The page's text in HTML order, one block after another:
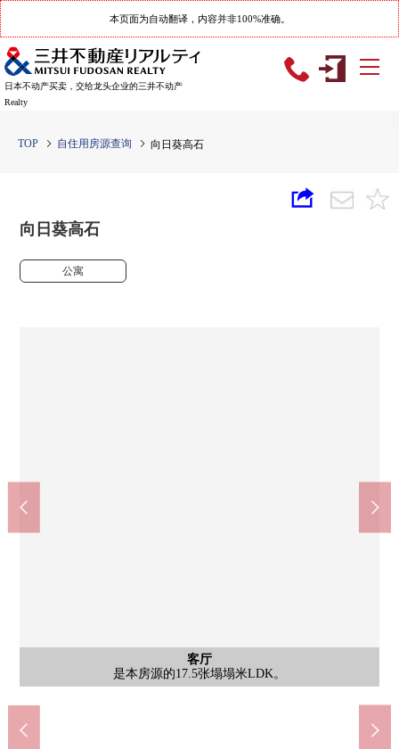
本页面为自动翻译，内容并非100%准确。
日本不动产买卖，交给龙头企业的三井不动产
Realty
TOP 自住用房源查询 向日葵高石
向日葵高石
公寓
客厅
是本房源的17.5张塌塌米LDK。
外观
是本房源的外观。
外观
是本房源的外观。
共有部分
是本房源的共有部分。
停车场
是本房源的停车所。
共有部分
是本房源的垃圾垃圾场。
共有部分
是本房源的自行车停放处。
入口
是本房源的入口。
其他当地
是本房源的前面道路。
日式房间
是本房源的日式房间。
厕所
是本房源的洗手间。
其他
是洗衣机放本房源地方。
洗脸
是本房源的洗脸。
公共汽车
是本房源的浴室。
日式房间
是本房源的4.5张塌塌米日式房间
其他当地
是本房源的储藏室。
厨房
是本房源的厨房。
厨房
是本房源的洗涤槽。
厨房
是本房源的炉子。
富木站(JR西日本阪和线)(约590m)
步行8分钟。
全家便利店富木站前店(约570m)
步行8分钟。